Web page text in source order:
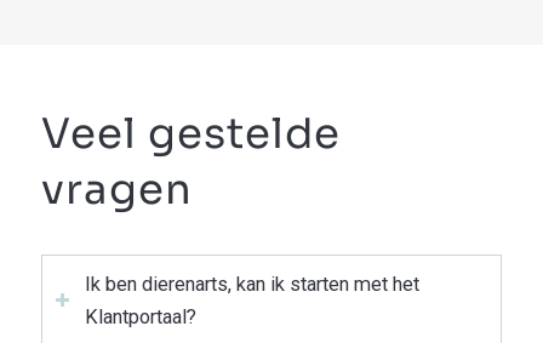
Veel gestelde
vragen
Ik ben dierenarts, kan ik starten met het
Klantportaal?